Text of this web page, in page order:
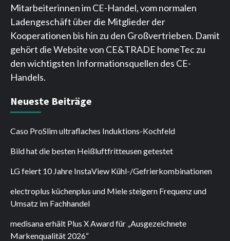
Mitarbeiterinnen im CE-Handel, vom normalen
Ladengeschäft über die Mitglieder der
Kooperationen bis hin zu den Großvertrieben. Damit
gehört die Website von CE&TRADE homeTec zu
den wichtigsten Informationsquellen des CE-
Handels.
Neueste Beiträge
Caso ProSlim ultraflaches Induktions-Kochfeld
Bild hat die besten Heißluftfritteusen getestet
LG feiert 10 Jahre InstaView Kühl-/Gefrierkombinationen
electroplus küchenplus und Miele steigern Frequenz und
Umsatz im Fachhandel
medisana erhält Plus X Award für „Ausgezeichnete
Markenqualität 2026“